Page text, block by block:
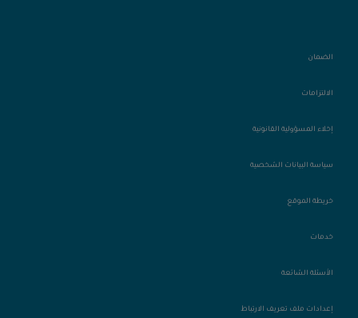
الضمان
الالتزامات
إخلاء المسؤولية القانونية
سياسة البيانات الشخصية
خريطة الموقع
خدمات
الأسئلة الشائعة
إعدادات ملف تعريف الارتباط